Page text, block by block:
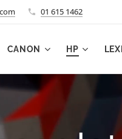
01 615 1462
CANON HP